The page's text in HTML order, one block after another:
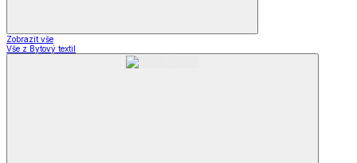
Zobrazit vše
Vše z Bytový textil